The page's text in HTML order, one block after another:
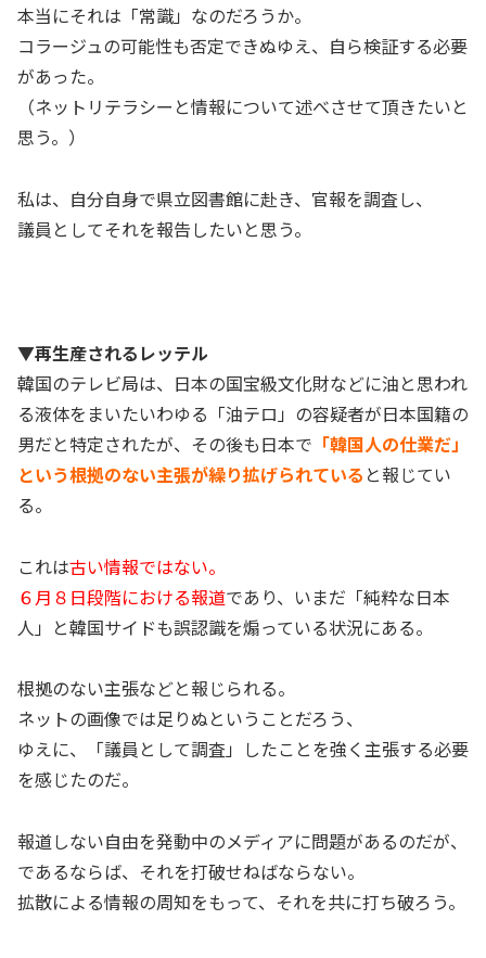
本当にそれは「常識」なのだろうか。
コラージュの可能性も否定できぬゆえ、自ら検証する必要
があった。
（ネットリテラシーと情報について述べさせて頂きたいと
思う。）
私は、自分自身で県立図書館に赴き、官報を調査し、
議員としてそれを報告したいと思う。
▼再生産されるレッテル
韓国のテレビ局は、日本の国宝級文化財などに油と思われ
る液体をまいたいわゆる「油テロ」の容疑者が日本国籍の
男だと特定されたが、その後も日本で 「韓国人の仕業だ」
という根拠のない主張が繰り拡げられている と報じてい
る。
これは古い情報ではない。
６月８日段階における報道であり、いまだ「純粋な日本
人」と韓国サイドも誤認識を煽っている状況にある。
根拠のない主張などと報じられる。
ネットの画像では足りぬということだろう、
ゆえに、「議員として調査」したことを強く主張する必要
を感じたのだ。
報道しない自由を発動中のメディアに問題があるのだが、
であるならば、それを打破せねばならない。
拡散による情報の周知をもって、それを共に打ち破ろう。